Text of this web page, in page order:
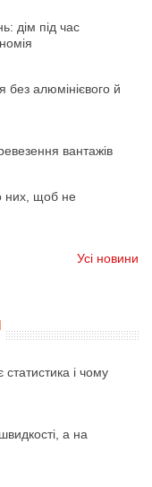
дім під час
без алюмінієвого й
вантажів
них, щоб не
Усі новини
і чому
а на